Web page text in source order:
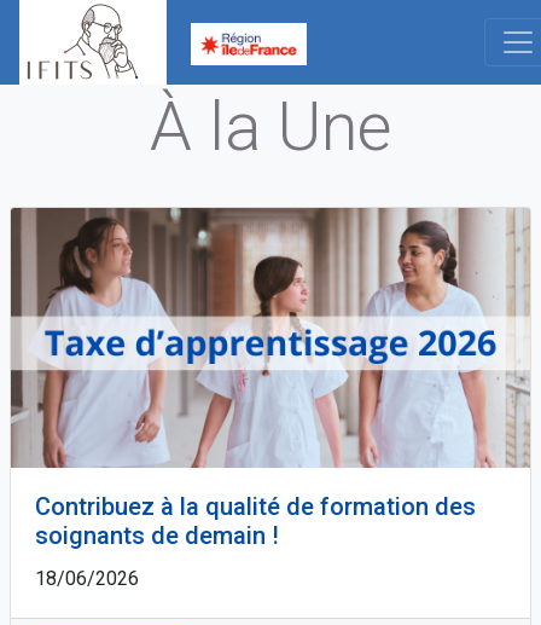
contenu
À la Une
Contribuez à la qualité de formation des
soignants de demain !
18/06/2026